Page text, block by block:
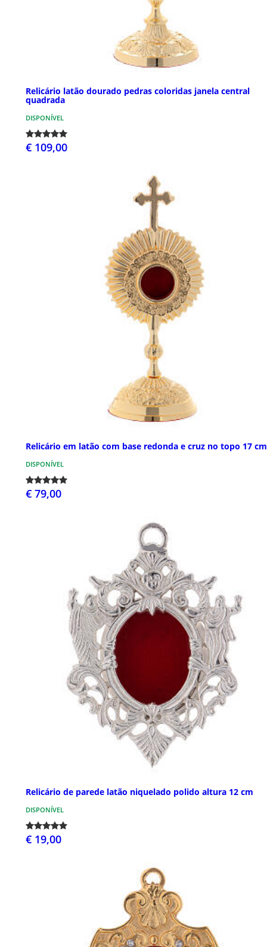
Relicário latão dourado pedras coloridas janela central
quadrada
DISPONÍVEL
€ 109,00
Relicário em latão com base redonda e cruz no topo 17 cm
DISPONÍVEL
€ 79,00
Relicário de parede latão niquelado polido altura 12 cm
DISPONÍVEL
€ 19,00